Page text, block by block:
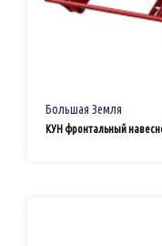
Большая Земля
КУН фронтальный